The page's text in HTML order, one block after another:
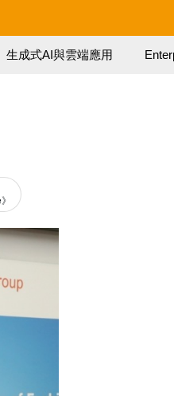
生成式AI與雲端應用